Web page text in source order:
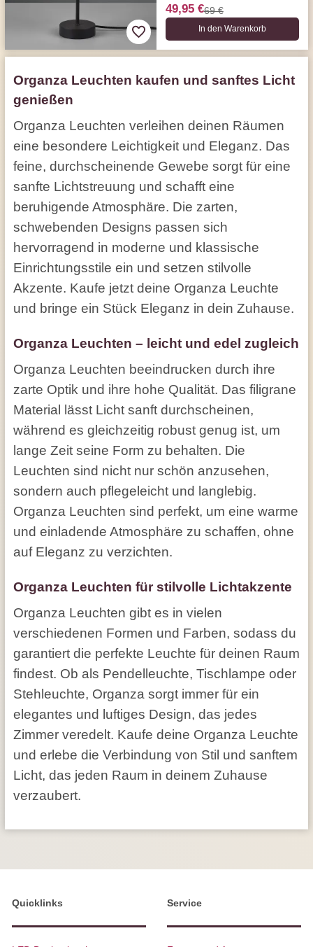
49,95 €69 €
In den Warenkorb
Organza Leuchten kaufen und sanftes Licht
genießen
Organza Leuchten verleihen deinen Räumen
eine besondere Leichtigkeit und Eleganz. Das
feine, durchscheinende Gewebe sorgt für eine
sanfte Lichtstreuung und schafft eine
beruhigende Atmosphäre. Die zarten,
schwebenden Designs passen sich
hervorragend in moderne und klassische
Einrichtungsstile ein und setzen stilvolle
Akzente. Kaufe jetzt deine Organza Leuchte
und bringe ein Stück Eleganz in dein Zuhause.
Organza Leuchten – leicht und edel zugleich
Organza Leuchten beeindrucken durch ihre
zarte Optik und ihre hohe Qualität. Das filigrane
Material lässt Licht sanft durchscheinen,
während es gleichzeitig robust genug ist, um
lange Zeit seine Form zu behalten. Die
Leuchten sind nicht nur schön anzusehen,
sondern auch pflegeleicht und langlebig.
Organza Leuchten sind perfekt, um eine warme
und einladende Atmosphäre zu schaffen, ohne
auf Eleganz zu verzichten.
Organza Leuchten für stilvolle Lichtakzente
Organza Leuchten gibt es in vielen
verschiedenen Formen und Farben, sodass du
garantiert die perfekte Leuchte für deinen Raum
findest. Ob als Pendelleuchte, Tischlampe oder
Stehleuchte, Organza sorgt immer für ein
elegantes und luftiges Design, das jedes
Zimmer veredelt. Kaufe deine Organza Leuchte
und erlebe die Verbindung von Stil und sanftem
Licht, das jeden Raum in deinem Zuhause
verzaubert.
Quicklinks Service